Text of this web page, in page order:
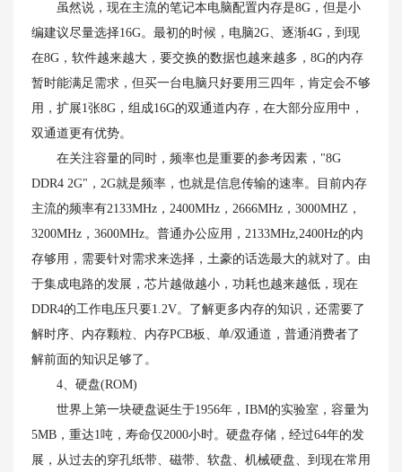
虽然说，现在主流的笔记本电脑配置内存是8G，但是小
编建议尽量选择16G。最初的时候，电脑2G、逐渐4G，到现
在8G，软件越来越大，要交换的数据也越来越多，8G的内存
暂时能满足需求，但买一台电脑只好要用三四年，肯定会不够
用，扩展1张8G，组成16G的双通道内存，在大部分应用中，
双通道更有优势。
在关注容量的同时，频率也是重要的参考因素，"8G
DDR4 2G"，2G就是频率，也就是信息传输的速率。目前内存
主流的频率有2133MHz，2400MHz，2666MHz，3000MHZ，
3200MHz，3600MHz。普通办公应用，2133MHz,2400Hz的内
存够用，需要针对需求来选择，土豪的话选最大的就对了。由
于集成电路的发展，芯片越做越小，功耗也越来越低，现在
DDR4的工作电压只要1.2V。了解更多内存的知识，还需要了
解时序、内存颗粒、内存PCB板、单/双通道，普通消费者了
解前面的知识足够了。
4、硬盘(ROM)
世界上第一块硬盘诞生于1956年，IBM的实验室，容量为
5MB，重达1吨，寿命仅2000小时。硬盘存储，经过64年的发
展，从过去的穿孔纸带、磁带、软盘、机械硬盘、到现在常用